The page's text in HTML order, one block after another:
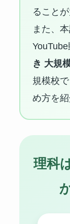
ることが
また、
き 大規
規模校
め方を紹
理科